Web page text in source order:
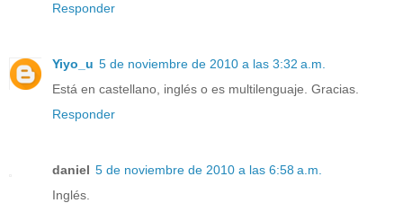
Responder
Yiyo_u 5 de noviembre de 2010 a las 3:32 a.m.
Está en castellano, inglés o es multilenguaje. Gracias.
Responder
daniel 5 de noviembre de 2010 a las 6:58 a.m.
Inglés.